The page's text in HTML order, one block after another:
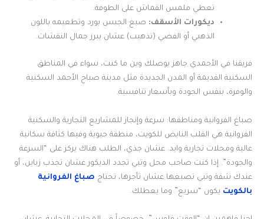
تعطي ملمس القماش على الطوفة.
ديكورات الأسقف: صبغ الجبس بورد وتطعيمه باللون
الذهبي أو الفضي (تذهيب) عشان يبرز جمال النقشات.
فريقنا في الأحمدي جاهز يوصلك وين ما كنت، سواء في المناطق
السكنية القديمة أو المدن الجديدة مثل مدينة صباح الأحمد السكنية
والوفرة، بنفس الجودة وبأسعار تنافسية.
صباغ الفروانية ومناطقها: سرعة وإنجاز للمشاريع التجارية والسكنية
الفروانية هي القلب النابض للكويت، منطقة حيوية وفيها كثافة سكانية
عالية ومحلات تجارية وايد. عشان جذي، الطلب هناك يركز على “السرعة
والجودة”. إذا كنت صاحب محل وتبي تجدد الديكور عشان تجذب زباين، أو
عندك شقة وتبي تصبغها عشان تأجرها، تحتاج صباغ الفروانية
بالكويت يكون “سريع” وما يعطلك.